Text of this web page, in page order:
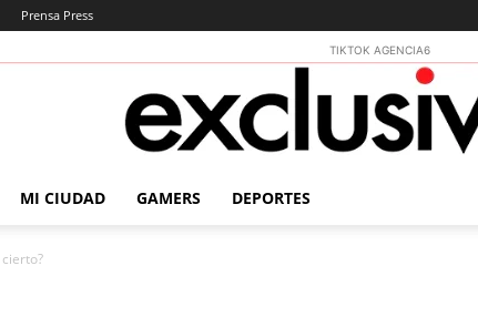
Prensa Press
TIKTOK AGENCIA6
MI CIUDAD GAMERS DEPORTES